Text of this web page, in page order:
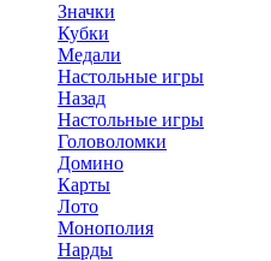
Значки
Кубки
Медали
Настольные игры
Назад
Настольные игры
Головоломки
Домино
Карты
Лото
Монополия
Нарды